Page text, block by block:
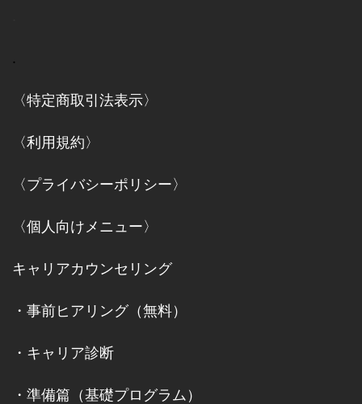
.
〈特定商取引法表示〉
〈利用規約〉
〈プライバシーポリシー〉
〈個人向けメニュー〉
キャリアカウンセリング
・ 事前ヒアリング（無料）
・ キャリア診断
・ 準備篇（基礎プログラム）